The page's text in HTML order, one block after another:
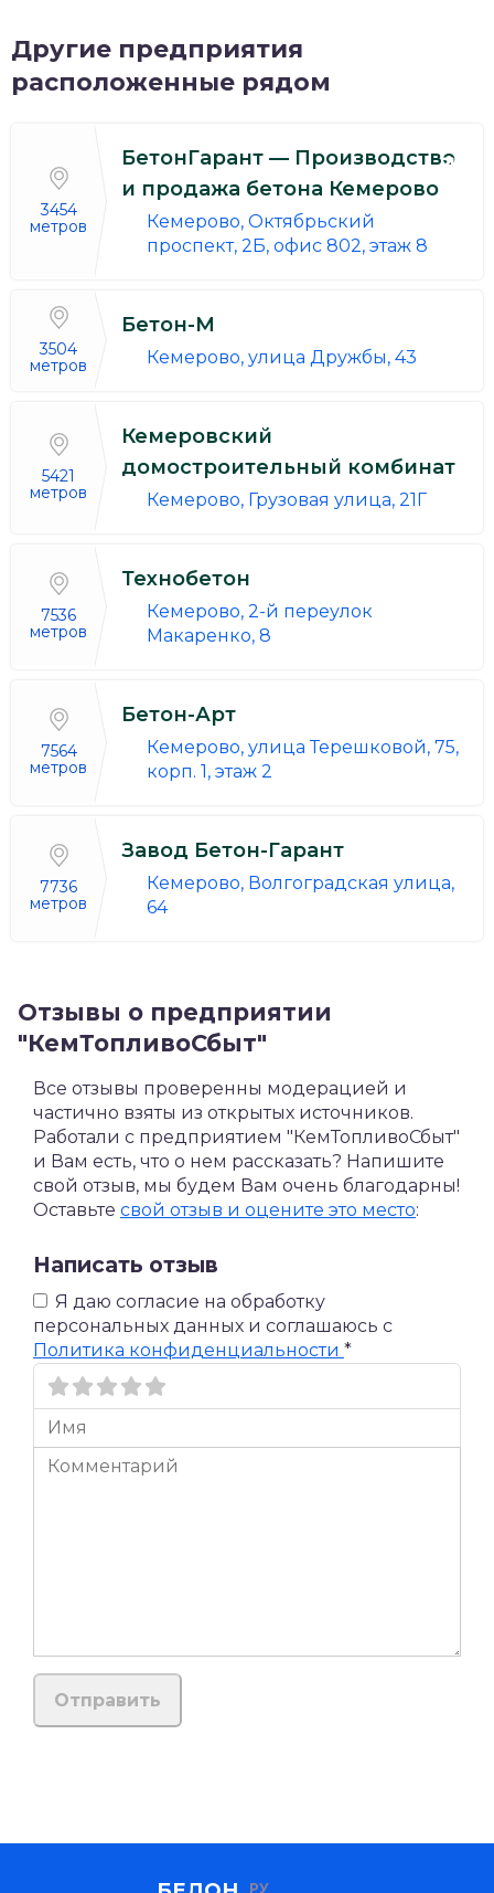
Другие предприятия
расположенные рядом
3454
метров
БетонГарант — Производство
и продажа бетона Кемерово
Кемерово, Октябрьский
проспект, 2Б, офис 802, этаж 8
3504
метров
Бетон-М
Кемерово, улица Дружбы, 43
5421
метров
Кемеровский
домостроительный комбинат
Кемерово, Грузовая улица, 21Г
7536
метров
Технобетон
Кемерово, 2-й переулок
Макаренко, 8
7564
метров
Бетон-Арт
Кемерово, улица Терешковой, 75,
корп. 1, этаж 2
7736
метров
Завод Бетон-Гарант
Кемерово, Волгоградская улица,
64
Отзывы о предприятии
"КемТопливоСбыт"
Все отзывы проверенны модерацией и
частично взяты из открытых источников.
Работали с предприятием "КемТопливоСбыт"
и Вам есть, что о нем рассказать? Напишите
свой отзыв, мы будем Вам очень благодарны!
Оставьте свой отзыв и оцените это место:
Написать отзыв
Я даю согласие на обработку
персональных данных и соглашаюсь c
Политика конфиденциальности *
РУ